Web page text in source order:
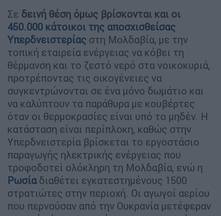
Σε δεινή θέση όμως βρίσκονται και οι
450.000 κάτοικοι της αποσχισθείσας
Υπερδνειστερίας στη Μολδαβία, με την
τοπική εταιρεία ενέργειας να κόβει τη
θέρμανση και το ζεστό νερό στα νοικοκυριά,
προτρέποντας τις οικογένειες να
συγκεντρώνονται σε ένα μόνο δωμάτιο και
να καλύπτουν τα παράθυρα με κουβέρτες
όταν οι θερμοκρασίες είναι υπό το μηδέν. Η
κατάσταση είναι περίπλοκη, καθώς στην
Υπερδνειστερία βρίσκεται το εργοστάσιο
παραγωγής ηλεκτρικής ενέργειας που
τροφοδοτεί ολόκληρη τη Μολδαβία, ενώ η
Ρωσίαδιαθέτει εγκατεστημένους 1500
στρατιώτες στην περιοχή. Οι αγωγοί αερίου
που περνούσαν από την Ουκρανία μετέφεραν